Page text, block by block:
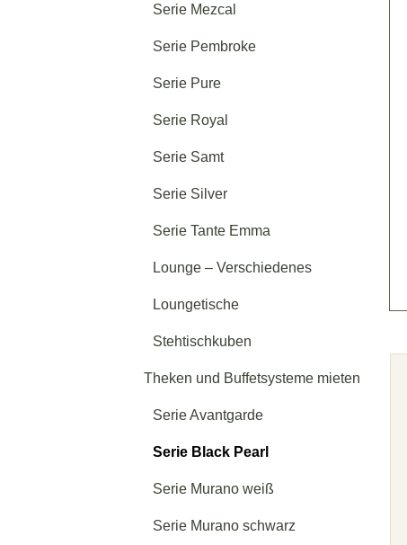
Serie Mezcal
Serie Pembroke
Serie Pure
Serie Royal
Serie Samt
Serie Silver
Serie Tante Emma
Lounge – Verschiedenes
Loungetische
Stehtischkuben
Theken und Buffetsysteme mieten
Serie Avantgarde
Serie Black Pearl
Serie Murano weiß
Serie Murano schwarz